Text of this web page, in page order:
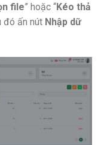
file” hoặc “Kéo thả
đó ấn nút Nhập dữ